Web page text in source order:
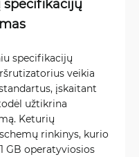
specifikacijų
specifikacijų
veikia
įskaitant
užtikrina
Keturių
rinkinys, kurio
GB operatyviosios